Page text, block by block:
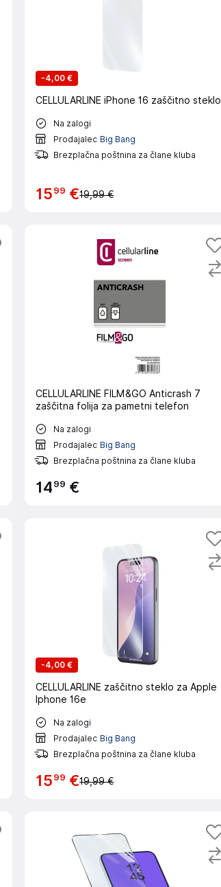
-4,00 €
CELLULARLINE iPhone 16 zaščitno steklo
Na zalogi
Prodajalec Big Bang
Brezplačna poštnina za člane kluba
1599 €19,99 €
CELLULARLINE FILM&GO Anticrash 7
zaščitna folija za pametni telefon
Na zalogi
Prodajalec Big Bang
Brezplačna poštnina za člane kluba
1499 €
-4,00 €
CELLULARLINE zaščitno steklo za Apple
Iphone 16e
Na zalogi
Prodajalec Big Bang
Brezplačna poštnina za člane kluba
1599 €19,99 €